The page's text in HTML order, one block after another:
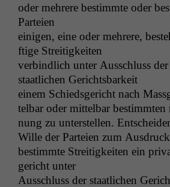
oder mehrere bes­timmte oder
Parteien
eini­gen, eine oder mehrere,
ftige Streitigkeiten
verbindlich unter Auss­chluss
staatlichen Gerichtsbarkeit
einem Schieds­gericht nach
tel­bar oder mit­tel­bar
nung zu unter­stellen.
Wille der Parteien zum
bes­timmte Stre­it­igkeit­en ein
gericht unter
Auss­chluss der staatlichen